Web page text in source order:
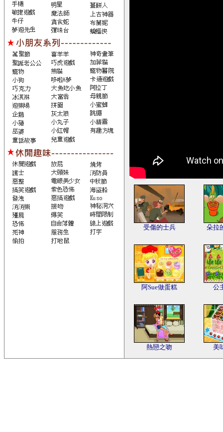
受傷的士兵 朵拉
阿Sue做蛋糕 公
熱戀之吻 美